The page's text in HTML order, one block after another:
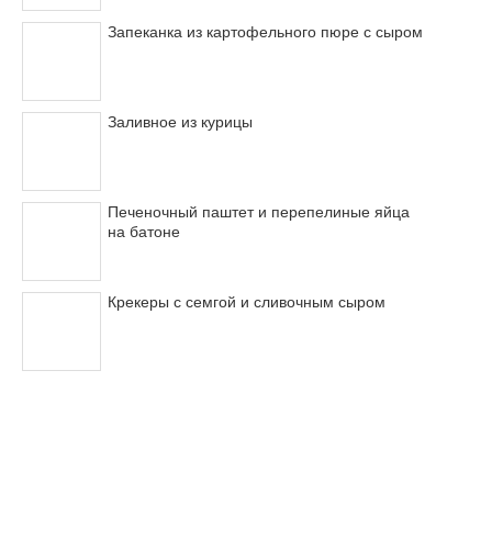
Запеканка из картофельного пюре с сыром
Заливное из курицы
Печеночный паштет и перепелиные яйца
на батоне
Крекеры с семгой и сливочным сыром